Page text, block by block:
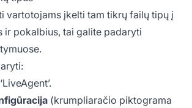
vartotojams įkelti tam tikrų failų tipų į
ir pokalbius, tai galite padaryti
(krumpliaračio piktograma